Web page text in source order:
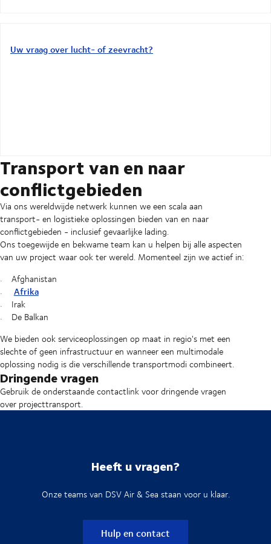
Uw vraag over lucht- of zeevracht?
Transport van en naar
conflictgebieden
Via ons wereldwijde netwerk kunnen we een scala aan
transport- en logistieke oplossingen bieden van en naar
conflictgebieden - inclusief gevaarlijke lading.
Ons toegewijde en bekwame team kan u helpen bij alle aspecten
van uw project waar ook ter wereld. Momenteel zijn we actief in:
Afghanistan
Afrika
Irak
De Balkan
We bieden ook serviceoplossingen op maat in regio's met een
slechte of geen infrastructuur en wanneer een multimodale
oplossing nodig is die verschillende transportmodi combineert.
Dringende vragen
Gebruik de onderstaande contactlink voor dringende vragen
over projecttransport.
Heeft u vragen?
Onze teams van DSV Air & Sea staan voor u klaar.
Hulp en contact